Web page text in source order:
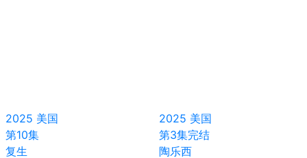
2025 美国
第10集
复生
2025 美国
第3集完结
陶乐西